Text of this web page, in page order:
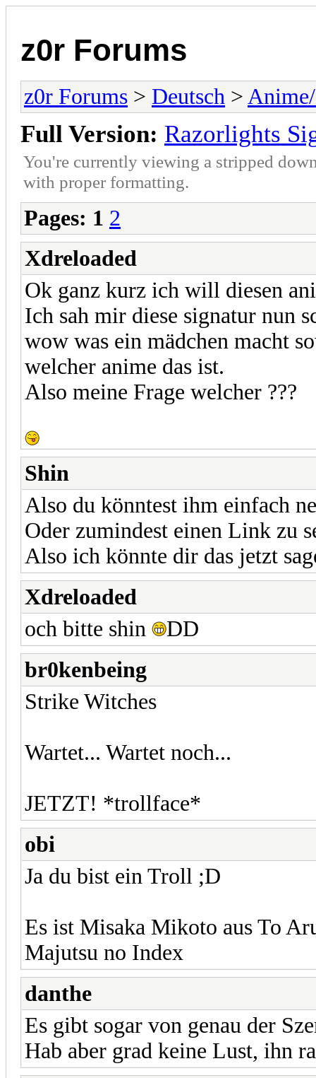
z0r Forums
z0r Forums > Deutsch >
Full Version: Razorlights
You're currently viewing a stripped
with proper formatting.
Pages: 1 2
Xdreloaded
Ok ganz kurz ich will diesen
Ich sah mir diese signatur nun
wow was ein mädchen macht
welcher anime das ist.
Also meine Frage welcher ???
Shin
Also du könntest ihm einfach
Oder zumindest einen Link zu
Also ich könnte dir das jetzt
Xdreloaded
och bitte shin
DD
br0kenbeing
Strike Witches
Wartet... Wartet noch...
JETZT! *trollface*
obi
Ja du bist ein Troll ;D
Es ist Misaka Mikoto aus To
Majutsu no Index
danthe
Es gibt sogar von genau der
Hab aber grad keine Lust, ihn